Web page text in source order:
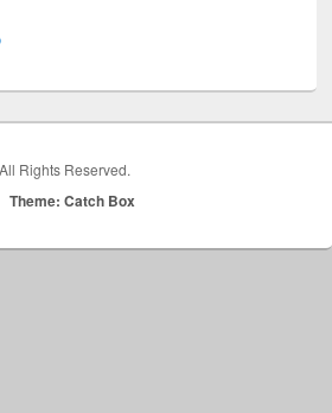
Rights Reserved.
Theme: Catch Box